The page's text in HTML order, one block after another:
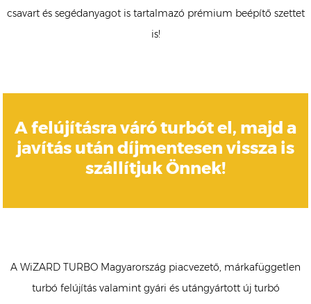
csavart és segédanyagot is tartalmazó prémium beépítő szettet
is!
A felújításra váró turbót el, majd a
javítás után díjmentesen vissza is
szállítjuk Önnek!
A WiZARD TURBO Magyarország piacvezető, márkafüggetlen
turbó felújítás valamint gyári és utángyártott új turbó